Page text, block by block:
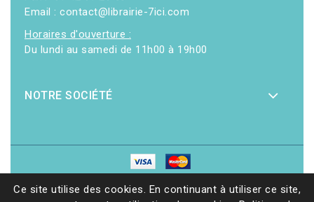
Email : contact@librairie-7ici.com
Horaires d'ouverture :
Du lundi au samedi de 11h00 à 19h00
NOTRE SOCIÉTÉ
Ce site utilise des cookies. En continuant à utiliser ce site,
© 2026 - Librairie 7ici| Site web réalisé par Ethicweb